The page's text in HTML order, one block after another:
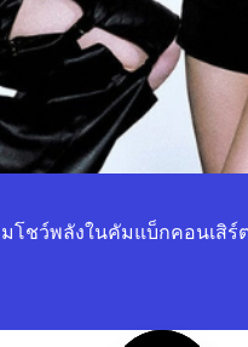
ชว์พลังในคัมแบ็กคอนเสิร์ต